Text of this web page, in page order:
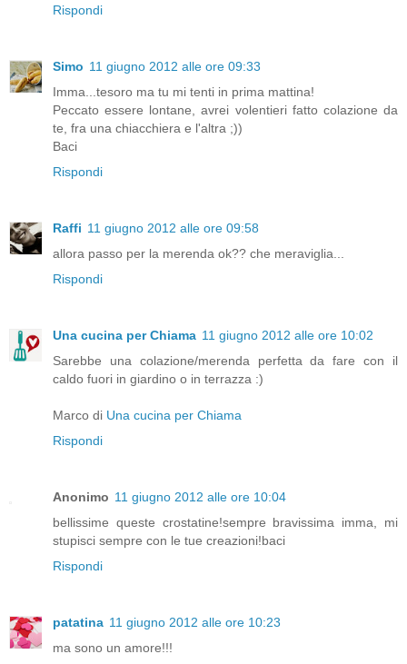
Rispondi
Simo 11 giugno 2012 alle ore 09:33
Imma...tesoro ma tu mi tenti in prima mattina!
Peccato essere lontane, avrei volentieri fatto colazione da
te, fra una chiacchiera e l'altra ;))
Baci
Rispondi
Raffi 11 giugno 2012 alle ore 09:58
allora passo per la merenda ok?? che meraviglia...
Rispondi
Una cucina per Chiama 11 giugno 2012 alle ore 10:02
Sarebbe una colazione/merenda perfetta da fare con il
caldo fuori in giardino o in terrazza :)
Marco di Una cucina per Chiama
Rispondi
Anonimo 11 giugno 2012 alle ore 10:04
bellissime queste crostatine!sempre bravissima imma, mi
stupisci sempre con le tue creazioni!baci
Rispondi
patatina 11 giugno 2012 alle ore 10:23
ma sono un amore!!!